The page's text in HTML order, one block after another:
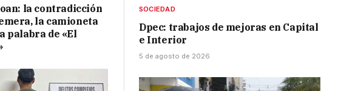
la contradicción
la camioneta
palabra de «El
SOCIEDAD
Dpec: trabajos de mejoras en Capital
e Interior
5 de agosto de 2026